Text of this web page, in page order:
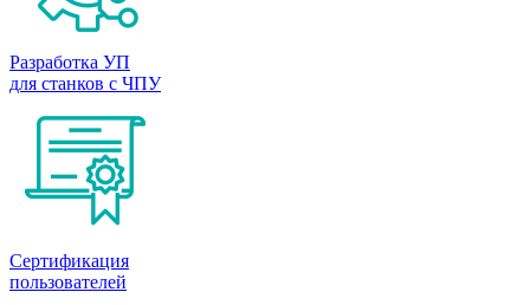
Разработка УП
для станков с ЧПУ
Сертификация
пользователей